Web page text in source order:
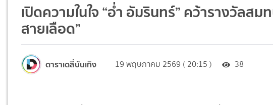
เปิดความในใจ “อ่ำ อัมรินทร์” คว้ารางวัลส
สายเลือด”
ดาราเดลี่บันเทิง 19 พฤษภาคม 2569 ( 20:15 ) 38